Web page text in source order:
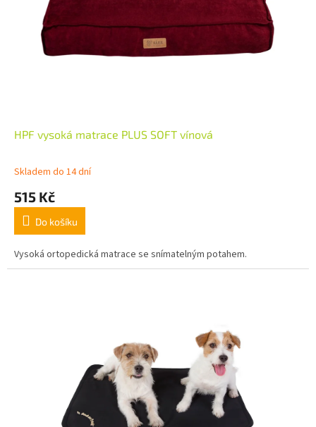
HPF vysoká matrace PLUS SOFT vínová
Skladem do 14 dní
515 Kč
Do košíku
Vysoká ortopedická matrace se snímatelným potahem.